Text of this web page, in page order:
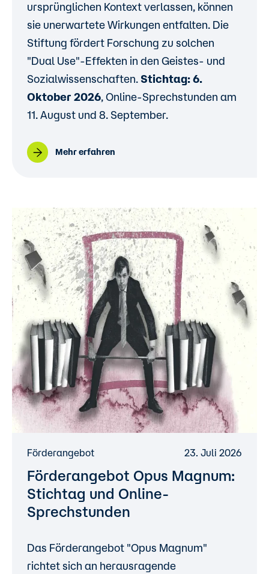
ursprünglichen Kontext verlassen, können
sie unerwartete Wirkungen entfalten. Die
Stiftung fördert Forschung zu solchen
"Dual Use"-Effekten in den Geistes- und
Sozialwissenschaften. Stichtag: 6.
Oktober 2026, Online-Sprechstunden am
11. August und 8. September.
Mehr erfahren
Förderangebot 23. Juli 2026
Förderangebot Opus Magnum:
Stichtag und Online-
Sprechstunden
Das Förderangebot "Opus Magnum"
richtet sich an herausragende